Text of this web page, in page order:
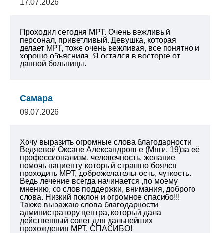
17.07.2026
Проходил сегодня МРТ. Очень вежливый
персонал, приветливый. Девушка, которая
делает МРТ, тоже очень вежливая, все понятно и
хорошо объяснила. Я остался в восторге от
данной больницы.
Самара
09.07.2026
Хочу выразить огромные слова благодарности
Ведяевой Оксане Александровне (Мяги, 19)за её
профессионализм, человечность, желание
помочь пациенту, который страшно боялся
проходить МРТ, доброжелательность, чуткость.
Ведь лечение всегда начинается ,по моему
мнению, со слов поддержки, внимания, доброго
слова. Низкий поклон и огромное спасибо!!!
Также выражаю слова благодарности
администратору центра, который дала
действенный совет для дальнейших
прохождения МРТ. СПАСИБО!